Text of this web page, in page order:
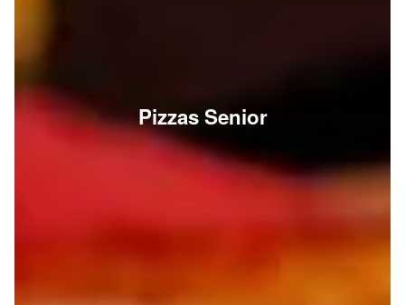
Pizzas Senior